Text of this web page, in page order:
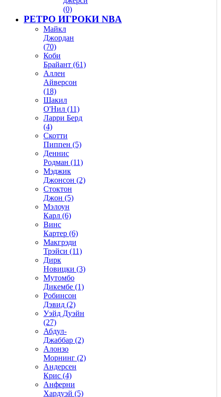
(0)
РЕТРО ИГРОКИ NBA
Майкл
Джордан
(70)
Коби
Брайант (61)
Аллен
Айверсон
(18)
Шакил
О'Нил (11)
Ларри Берд
(4)
Скотти
Пиппен (5)
Деннис
Родман (11)
Мэджик
Джонсон (2)
Стоктон
Джон (5)
Мэлоун
Карл (6)
Винс
Картер (6)
Макгрэди
Трэйси (11)
Дирк
Новицки (3)
Мутомбо
Дикембе (1)
Робинсон
Дэвид (2)
Уэйд Дуэйн
(27)
Абдул-
Джаббар (2)
Алонзо
Морнинг (2)
Андерсен
Крис (4)
Анферни
Xардуэй (5)